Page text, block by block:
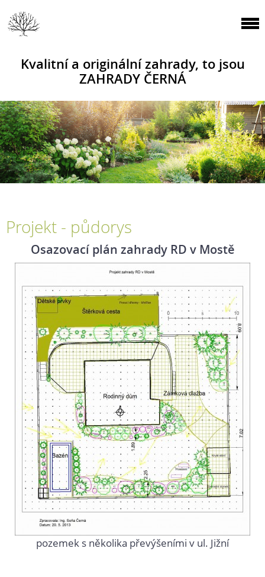
Kvalitní a originální zahrady, to jsou
ZAHRADY ČERNÁ
Projekt - půdorys
Osazovací plán zahrady RD v Mostě
pozemek s několika převýšeními v ul. Jižní